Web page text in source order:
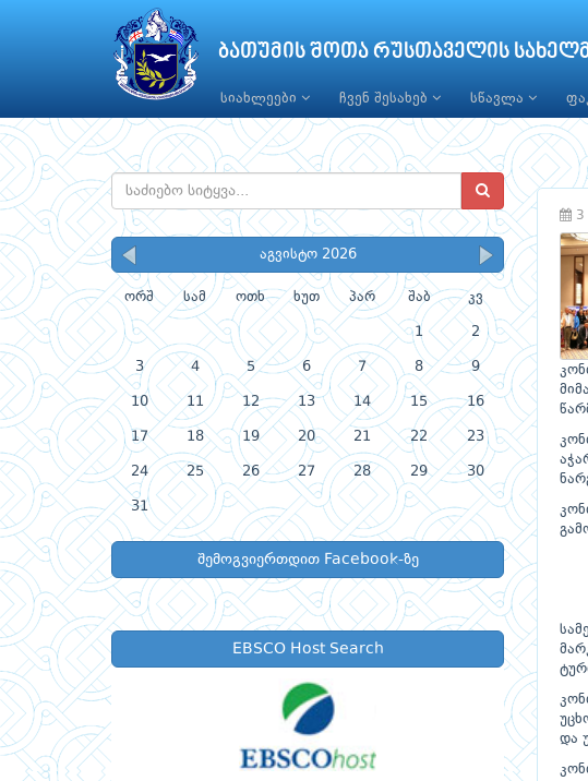
ბათუმის შოთა რუსთაველის
სიახლეები ჩვენ შესახებ სწავლა
აგვისტო 2026
ორშ სამ ოთხ ხუთ პარ შაბ კვ
1 2
3 4 5 6 7 8 9
10 11 12 13 14 15 16
17 18 19 20 21 22 23
24 25 26 27 28 29 30
31
შემოგვიერთდით Facebook-ზე
EBSCO Host Search
3
და